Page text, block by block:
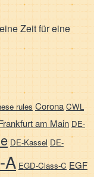
Zeit für eine
rules Corona CWL
am Main DE-
DE-Kassel DE-
A EGD-Class-C EGF